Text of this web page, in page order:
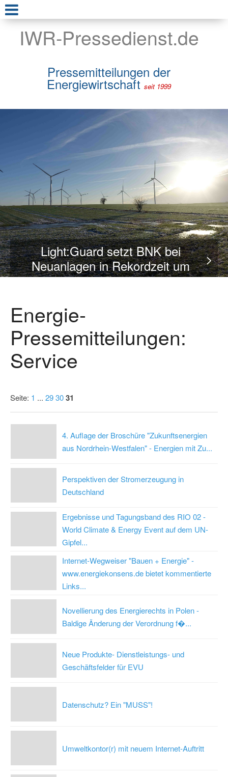
IWR-Pressedienst.de
Pressemitteilungen der
Energiewirtschaft seit 1999
Light:Guard setzt BNK bei
Neuanlagen in Rekordzeit um
>
Energie-
Pressemitteilungen:
Service
Seite: 1 ... 293031
4. Auflage der Broschüre "Zukunftsenergien
aus Nordrhein-Westfalen" - Energien mit Zu...
Perspektiven der Stromerzeugung in
Deutschland
Ergebnisse und Tagungsband des RIO 02 -
World Climate & Energy Event auf dem UN-
Gipfel...
Internet-Wegweiser "Bauen + Energie" -
www.energiekonsens.de bietet kommentierte
Links...
Novellierung des Energierechts in Polen -
Baldige Änderung der Verordnung f�...
Neue Produkte- Dienstleistungs- und
Geschäftsfelder für EVU
Datenschutz? Ein "MUSS"!
Umweltkontor(r) mit neuem Internet-Auftritt